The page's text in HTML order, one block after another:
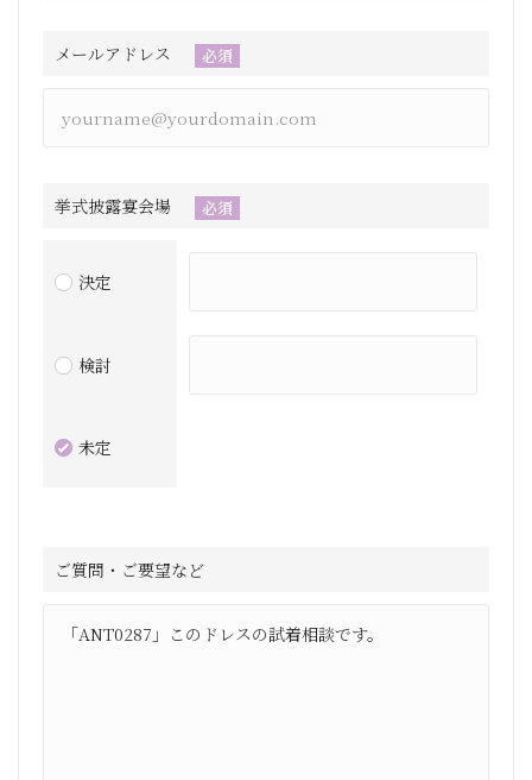
メールアドレス 必須
挙式披露宴会場 必須
決定
検討
未定
ご質問・ご要望など